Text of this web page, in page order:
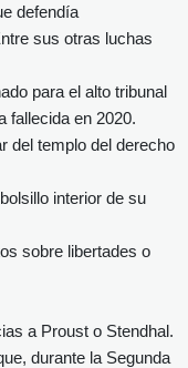
defendía
sus otras luchas
para el alto tribunal
fallecida en 2020.
del templo del derecho
interior de su
sobre libertades o
a Proust o Stendhal.
durante la Segunda